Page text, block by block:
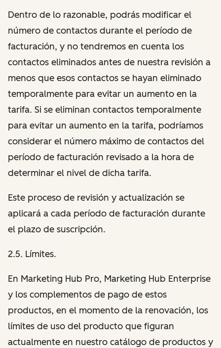
Dentro de lo razonable, podrás modificar el
número de contactos durante el período de
facturación, y no tendremos en cuenta los
contactos eliminados antes de nuestra revisión a
menos que esos contactos se hayan eliminado
temporalmente para evitar un aumento en la
tarifa. Si se eliminan contactos temporalmente
para evitar un aumento en la tarifa, podríamos
considerar el número máximo de contactos del
período de facturación revisado a la hora de
determinar el nivel de dicha tarifa.
Este proceso de revisión y actualización se
aplicará a cada período de facturación durante
el plazo de suscripción.
2.5. Límites.
En Marketing Hub Pro, Marketing Hub Enterprise
y los complementos de pago de estos
productos, en el momento de la renovación, los
límites de uso del producto que figuran
actualmente en nuestro catálogo de productos y